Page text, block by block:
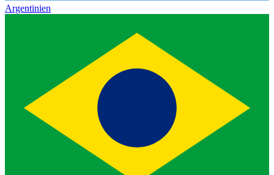
Argentinien